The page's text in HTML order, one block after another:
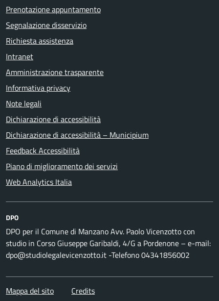
Prenotazione appuntamento
Segnalazione disservizio
Richiesta assistenza
Intranet
Amministrazione trasparente
Informativa privacy
Note legali
Dichiarazione di accessibilità
Dichiarazione di accessibilità – Municipium
Feedback Accessibilità
Piano di miglioramento dei servizi
Web Analytics Italia
DPO
DPO per il Comune di Manzano Avv. Paolo Vicenzotto con
studio in Corso Giuseppe Garibaldi, 4/G a Pordenone – e-mail:
dpo@studiolegalevicenzotto.it -Telefono 04341856002
Mappa del sito Credits